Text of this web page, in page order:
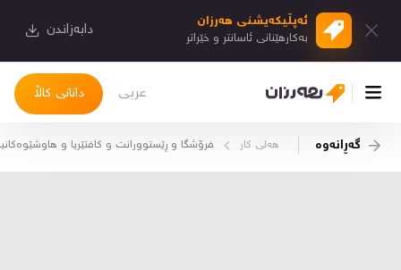
ئەپڵیكەیشنی هەرزان
بەكارهێنانی ئاسانتر و خێراتر دابەزاندن
دانانی کاڵا عربی
گەڕانەوە هه‌لی کار فرۆشگا و ڕێستوورانت و کافتێریا و